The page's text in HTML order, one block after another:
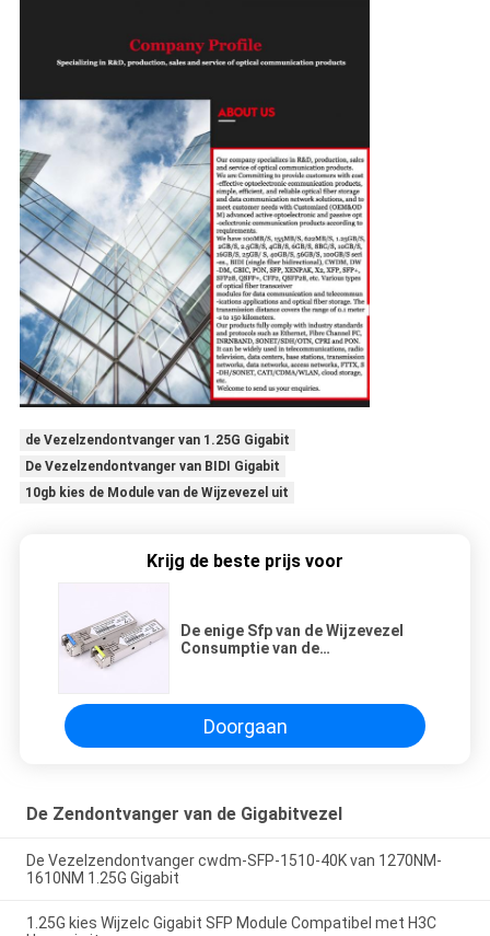
de Vezelzendontvanger van 1.25G Gigabit
De Vezelzendontvanger van BIDI Gigabit
10gb kies de Module van de Wijzevezel uit
Krijg de beste prijs voor
De enige Sfp van de Wijzevezel
Consumptie van de
Doorgaan
De Zendontvanger van de Gigabitvezel
De Vezelzendontvanger cwdm-SFP-1510-40K van 1270NM-
1610NM 1.25G Gigabit
1.25G kies Wijzelc Gigabit SFP Module Compatibel met H3C